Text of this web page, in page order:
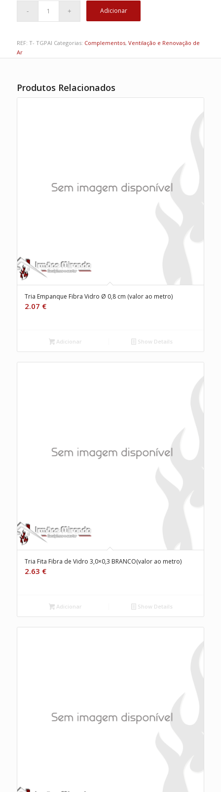
Adicionar
REF: T- TGPAI Categorias: Complementos, Ventilação e Renovação de
Ar
Produtos Relacionados
Tria Empanque Fibra Vidro Ø 0,8 cm (valor ao metro)
2.07 €
Adicionar Show Details
Tria Fita Fibra de Vidro 3,0×0,3 BRANCO(valor ao metro)
2.63 €
Adicionar Show Details